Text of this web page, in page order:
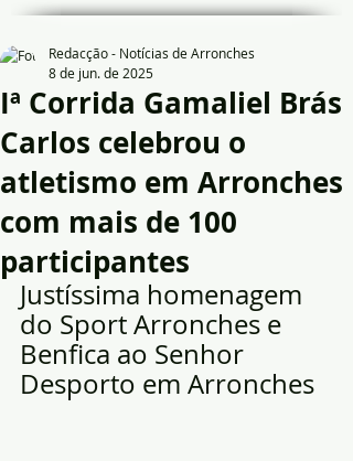
Iª Corrida Gamaliel Brás
Carlos celebrou o
atletismo em Arronches
com mais de 100
participantes
Redacção - Notícias de Arronches
8 de jun. de 2025
Justíssima homenagem
do Sport Arronches e
Benfica ao Senhor
Desporto em Arronches